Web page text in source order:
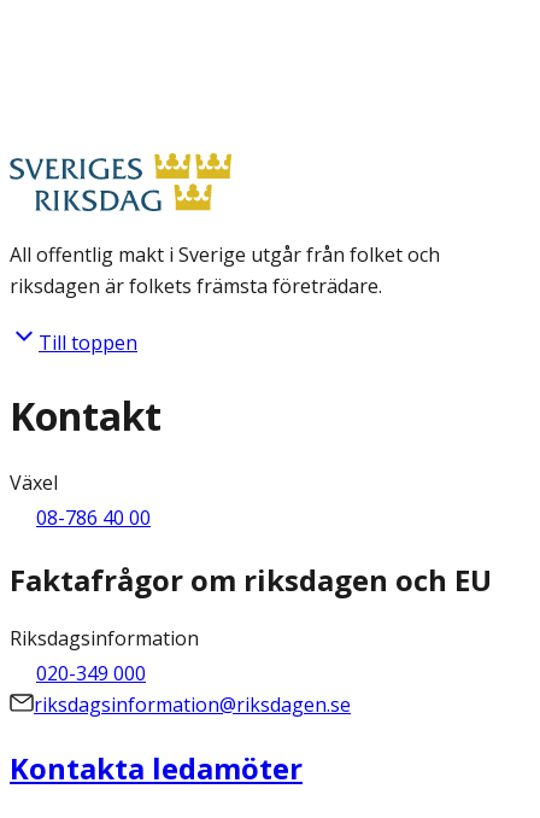
All offentlig makt i Sverige utgår från folket och
riksdagen är folkets främsta företrädare.
Till toppen
Kontakt
Växel
08-786 40 00
Faktafrågor om riksdagen och EU
Riksdagsinformation
020-349 000
riksdagsinformation@riksdagen.se
Kontakta ledamöter